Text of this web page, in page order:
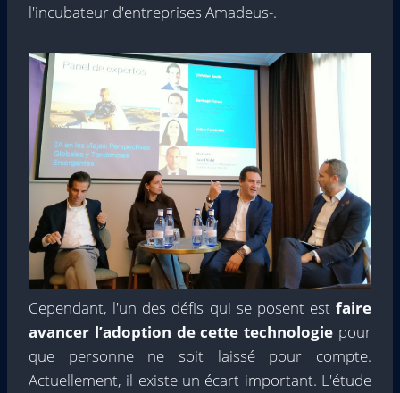
l'incubateur d'entreprises Amadeus-.
Cependant, l'un des défis qui se posent est faire
avancer l’adoption de cette technologie pour
que personne ne soit laissé pour compte.
Actuellement, il existe un écart important. L'étude